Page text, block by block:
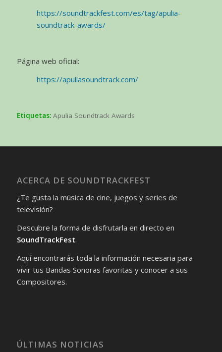
https://soundtrackfest.com/es/tag/apulia-
soundtrack-awards/
Página web oficial:
https://apuliasoundtrack.com/
Etiquetas: Apulia Soundtrack Awards
ACERCA DE SOUNDTRACKFEST
¿Te gusta la música de cine, juegos y series de
televisión?
Descubre la forma de disfrutarla en directo en
SoundTrackFest.
Aquí encontrarás toda la información necesaria para
vivir tus Bandas Sonoras favoritas y conocer a sus
Compositores.
ÚLTIMAS NOTICIAS